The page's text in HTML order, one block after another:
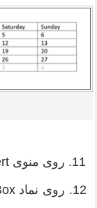
11. روی منوی Insert کلیک کنید.